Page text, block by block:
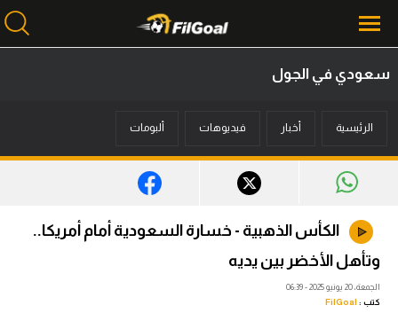
أخبار
فانتازي في الجول
سعودي في الجول
الرئيسية أخبار فيديوهات ألبومات
الكأس الذهبية - خسارة السعودية أمام أمريكا..
وتأهل الأخضر بين يديه
الجمعة، 20 يونيو 2025 - 06:39
كتب : FilGoal